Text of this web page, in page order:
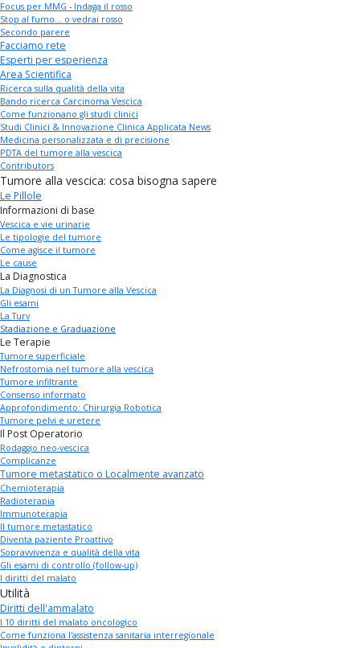
Focus per MMG - Indaga il rosso
Stop al fumo... o vedrai rosso
Secondo parere
Facciamo rete
Esperti per esperienza
Area Scientifica
Ricerca sulla qualità della vita
Bando ricerca Carcinoma Vescica
Come funzionano gli studi clinici
Studi Clinici & Innovazione Clinica Applicata News
Medicina personalizzata e di precisione
PDTA del tumore alla vescica
Contributors
Tumore alla vescica: cosa bisogna sapere
Le Pillole
Informazioni di base
Vescica e vie urinarie
Le tipologie del tumore
Come agisce il tumore
Le cause
La Diagnostica
La Diagnosi di un Tumore alla Vescica
Gli esami
La Turv
Stadiazione e Graduazione
Le Terapie
Tumore superficiale
Nefrostomia nel tumore alla vescica
Tumore infiltrante
Consenso informato
Approfondimento: Chirurgia Robotica
Tumore pelvi e uretere
Il Post Operatorio
Rodaggio neo-vescica
Complicanze
Tumore metastatico o Localmente avanzato
Chemioterapia
Radioterapia
Immunoterapia
Il tumore metastatico
Diventa paziente Proattivo
Sopravvivenza e qualità della vita
Gli esami di controllo (follow-up)
I diritti del malato
Utilità
Diritti dell'ammalato
I 10 diritti del malato oncologico
Come funziona l'assistenza sanitaria interregionale